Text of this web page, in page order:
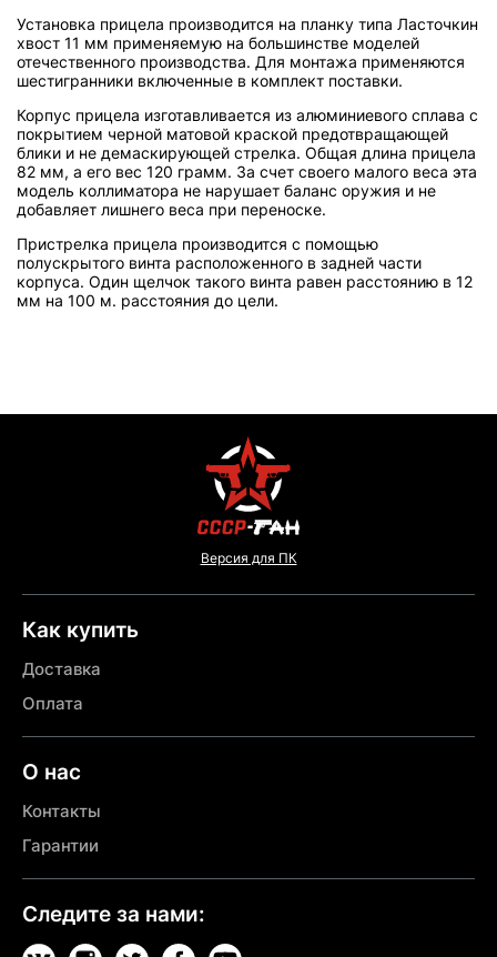
Установка прицела производится на планку типа Ласточкин
хвост 11 мм применяемую на большинстве моделей
отечественного производства. Для монтажа применяются
шестигранники включенные в комплект поставки.
Корпус прицела изготавливается из алюминиевого сплава с
покрытием черной матовой краской предотвращающей
блики и не демаскирующей стрелка. Общая длина прицела
82 мм, а его вес 120 грамм. За счет своего малого веса эта
модель коллиматора не нарушает баланс оружия и не
добавляет лишнего веса при переноске.
Пристрелка прицела производится с помощью
полускрытого винта расположенного в задней части
корпуса. Один щелчок такого винта равен расстоянию в 12
мм на 100 м. расстояния до цели.
Версия для ПК
Как купить
Доставка
Оплата
О нас
Контакты
Гарантии
Следите за нами: